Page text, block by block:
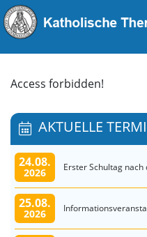
Access forbidden!
AKTUELLE
24.08.
2026 Erster Schultag
25.08.
2026